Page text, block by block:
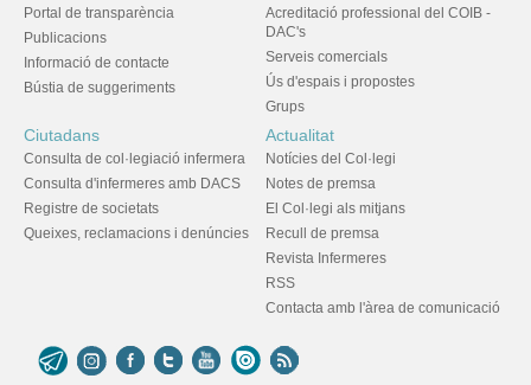
Portal de transparència
Publicacions
Informació de contacte
Bústia de suggeriments
Acreditació professional del COIB -
DAC's
Serveis comercials
Ús d'espais i propostes
Grups
Ciutadans
Consulta de col·legiació infermera
Consulta d'infermeres amb DACS
Registre de societats
Queixes, reclamacions i denúncies
Actualitat
Notícies del Col·legi
Notes de premsa
El Col·legi als mitjans
Recull de premsa
Revista Infermeres
RSS
Contacta amb l'àrea de comunicació